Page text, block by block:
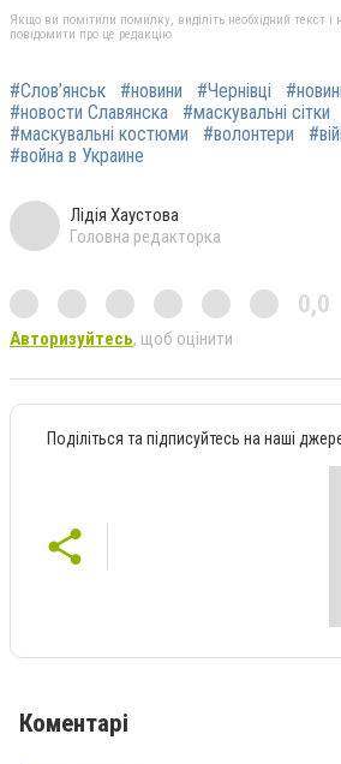
Якщо ви помітили помилку, виділіть необхідний текст і
повідомити про це редакцію
#Слов’янськ #новини #Чернівці
#новости Славянска
#маскувальні сітки
#маскувальні костюми
#волонтери
#война в Украине
Лідія Хаустова
Головна редакторка
0,0
Авторизуйтесь, щоб оцінити
Поділіться та підписуйтесь на наші
Коментарі